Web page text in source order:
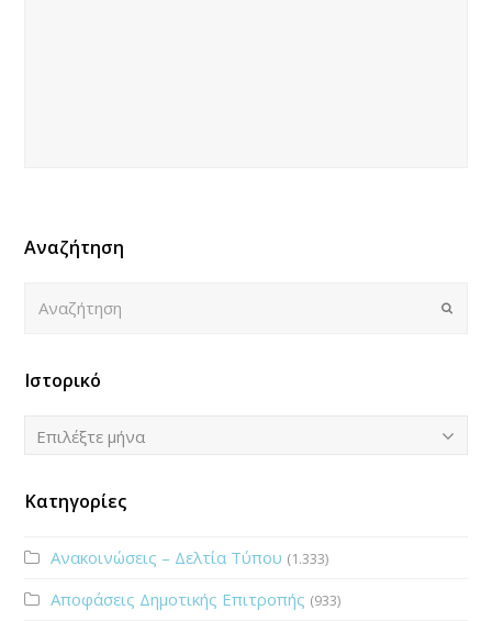
Αναζήτηση
Submit
Ιστορικό
Ιστορικό
Επιλέξτε μήνα
Κατηγορίες
Ανακοινώσεις – Δελτία Τύπου (1.333)
Αποφάσεις Δημοτικής Επιτροπής (933)